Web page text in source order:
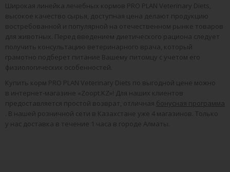
Широкая линейка лечебных кормов PRO PLAN Veterinary Diets,
высокое качество сырья, доступная цена делают продукцию
востребованной и популярной на отечественном рынке товаров
для животных. Перед введением диетического рациона следует
получить консультацию ветеринарного врача, который
грамотно подберет питание Вашему питомцу с учетом его
физиологических особенностей.
Купить корм PRO PLAN Veterinary Diets по выгодной цене можно
в интернет-магазине «Zoopt.KZ»! Для наших клиентов
предоставляется простой возврат, отличная бонусная программа
. В нашей розничной сети в Казахстане уже 4 магазинов. Только
у нас доставка в течение 1 часа в городе Алматы.